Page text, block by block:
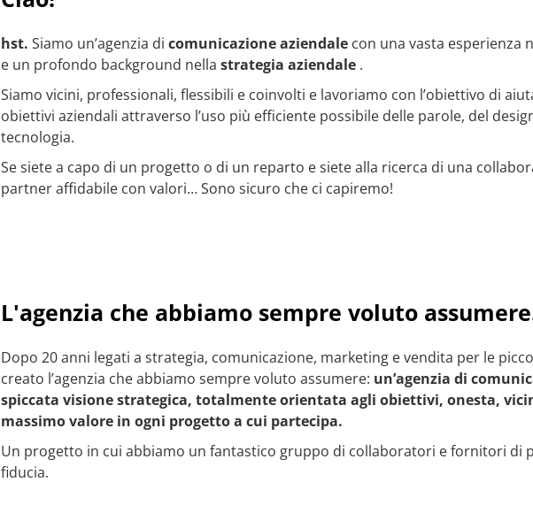
hst. Siamo un’agenzia di comunicazione aziendale con una vasta esperienza
e un profondo background nella strategia aziendale .
Siamo vicini, professionali, flessibili e coinvolti e lavoriamo con l’obiettivo di
obiettivi aziendali attraverso l’uso più efficiente possibile delle parole, del
tecnologia.
Se siete a capo di un progetto o di un reparto e siete alla ricerca di una
partner affidabile con valori…Sono sicuro che ci capiremo!
L'agenzia che abbiamo sempre voluto
Dopo 20 anni legati a strategia, comunicazione, marketing e vendita per le
creato l’agenzia che abbiamo sempre voluto assumere: un’agenzia di
spiccata visione strategica, totalmente orientata agli obiettivi, onesta,
massimo valore in ogni progetto a cui partecipa.
Un progetto in cui abbiamo un fantastico gruppo di collaboratori e fornitori di
fiducia.